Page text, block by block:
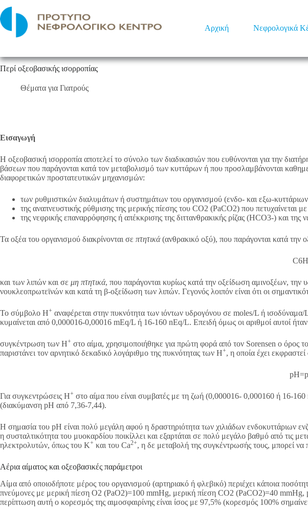
στο
περιεχόμενο
Αρχική Νεφρολογικά
Περί οξεοβασικής ισορροπίας
Θέματα για Γιατρούς
Εισαγωγή
Η οξεοβασική ισορροπία αποτελεί το σύνολο των διαδικασιών που ευθύνονται για την
βάσεων που παράγονται κατά τον μεταβολισμό των κυττάρων ή που προσλαμβάνονται
διαφορετικών προστατευτικών μηχανισμών:
των ρυθμιστικών διαλυμάτων ή συστημάτων του οργανισμού (ενδο- και εξω-
της αναπνευστικής ρύθμισης της μερικής πίεσης του CO2 (PaCO2) που
της νεφρικής επαναρρόφησης ή απέκκρισης της διττανθρακικής ρίζας (HCO3-) και
Τα οξέα του οργανισμού διακρίνονται σε πτητικά(ανθρακικό οξύ), που παράγονται κατά
και των λιπών και σε μη πτητικά, που παράγονται κυρίως κατά την οξείδωση αμινοξέων,
νουκλεοπρωτεϊνών και κατά τη β-οξείδωση των λιπών. Γεγονός λοιπόν είναι ότι οι
Το σύμβολο Η+ αναφέρεται στην πυκνότητα των ιόντων υδρογόνου σε moles/L ή
κυμαίνεται από 0,000016-0,00016 mEq/L ή 16-160 nEq/L. Επειδή όμως οι αριθμοί αυτοί
συγκέντρωση των Η+ στο αίμα, χρησιμοποιήθηκε για πρώτη φορά από τον Sorensen ο όρος
παριστάνει τον αρνητικό δεκαδικό λογάριθμο της πυκνότητας των Η+, η οποία έχει
Για συγκεντρώσεις Η+ στο αίμα που είναι συμβατές με τη ζωή (0,000016- 0,000160 ή 16-
(διακύμανση pH από 7,36-7,44).
Η σημασία του pH είναι πολύ μεγάλη αφού η δραστηριότητα των χιλιάδων ενδοκυττάριων
η συσταλτικότητα του μυοκαρδίου ποικίλλει και εξαρτάται σε πολύ μεγάλο βαθμό από τις
ηλεκτρολυτών, όπως του Κ+ και του Ca2+, η δε μεταβολή της συγκέντρωσής τους, μπορεί να
Αέρια αίματος και οξεοβασικές παράμετροι
Αίμα από οποιοδήποτε μέρος του οργανισμού (αρτηριακό ή φλεβικό) περιέχει κάποια
πνεύμονες με μερική πίεση O2 (PaO2)=100 mmHg, μερική πίεση CO2 (PaCO2)=40 mmHg,
περίπτωση αυτή ο κορεσμός της αιμοσφαιρίνης είναι ίσος με 97,5% (κορεσμός 100%